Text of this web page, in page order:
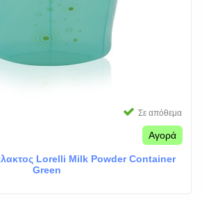
Σε απόθεμα
Αγορά
Lorelli Milk Powder Container
Green